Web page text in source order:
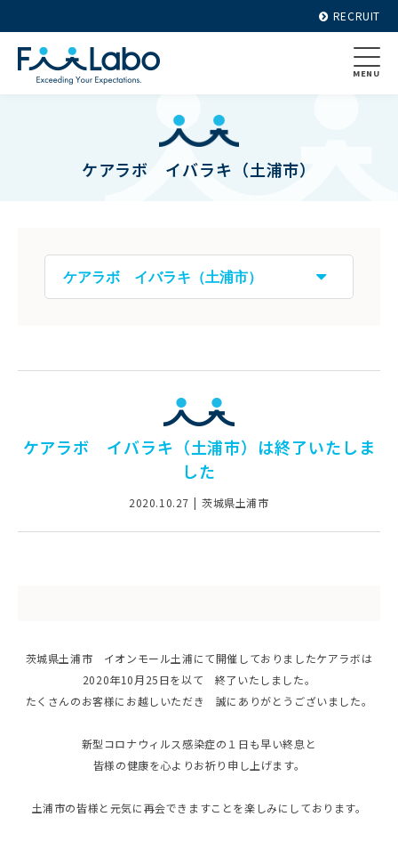
RECRUIT
MENU
ケアラボ イバラキ（土浦市）
ケアラボ イバラキ（土浦市）は終了いたしま
した
2020.10.27 茨城県土浦市
茨城県土浦市 イオンモール土浦にて開催しておりましたケアラボは
2020年10月25日を以て 終了いたしました。
たくさんのお客様にお越しいただき 誠にありがとうございました。
新型コロナウィルス感染症の１日も早い終息と
皆様の健康を心よりお祈り申し上げます。
土浦市の皆様と元気に再会できますことを楽しみにしております。